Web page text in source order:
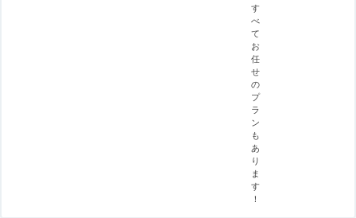
す
べ
て
お
任
せ
の
プ
ラ
ン
も
あ
り
ま
す
！